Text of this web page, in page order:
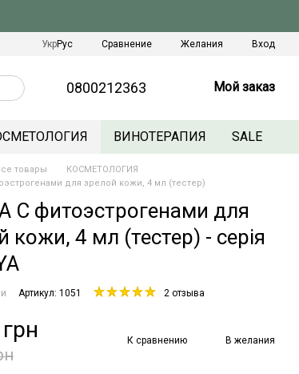
УкрРус Сравнение Желания Вход
0800212363 Мой заказ
ВИНОТЕРАПИЯ SALE
товары
КОСМЕТОЛОГИЯ
для зрелой кожи, 4 мл (тестер)
С фитоэстрогенами для
кожи, 4 мл (тестер) - серія
Артикул: 1051 2 отзыва
К сравнению В желания